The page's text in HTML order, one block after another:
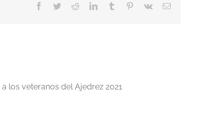
Facebook
TwitterRedditLinkedInTumblr Pinterest
Vk
Correo
los veteranos del Ajedrez 2021